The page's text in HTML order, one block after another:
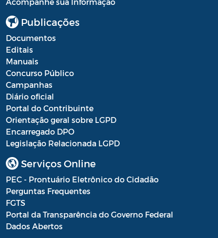
Publicações
Documentos
Editais
Manuais
Concurso Público
Campanhas
Diário oficial
Portal do Contribuinte
Orientação geral sobre LGPD
Encarregado DPO
Legislação Relacionada LGPD
Serviços Online
PEC - Prontuário Eletrônico do Cidadão
Perguntas Frequentes
FGTS
Portal da Transparência do Governo Federal
Dados Abertos